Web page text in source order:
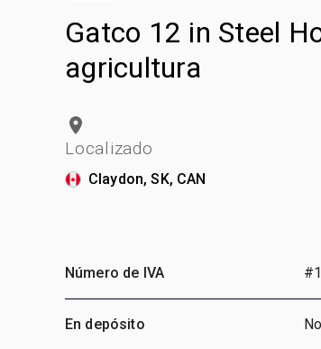
Gatco 12 in Steel
agricultura
Localizado
Claydon, SK, CAN
Número de IVA
En depósito No